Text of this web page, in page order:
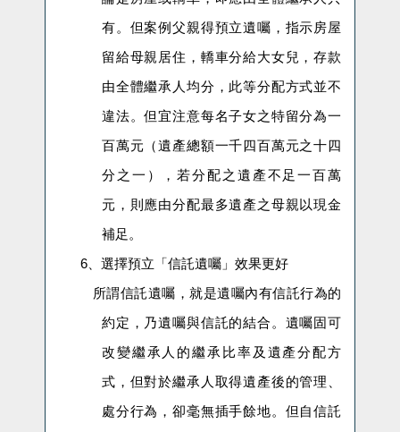
有。但案例父親得預立遺囑，指示房屋
留給母親居住，轎車分給大女兒，存款
由全體繼承人均分，此等分配方式並不
違法。但宜注意每名子女之特留分為一
百萬元（遺產總額一千四百萬元之十四
分之一），若分配之遺產不足一百萬
元，則應由分配最多遺產之母親以現金
補足。
6、 選擇預立「信託遺囑」效果更好
所謂信託遺囑，就是遺囑內有信託行為的
約定，乃遺囑與信託的結合 。 遺囑固可
改變繼承人的繼承比率及遺產分配方
式，但對於繼承人取得遺產後的管理、
處分行為，卻毫無插手餘地。但自信託